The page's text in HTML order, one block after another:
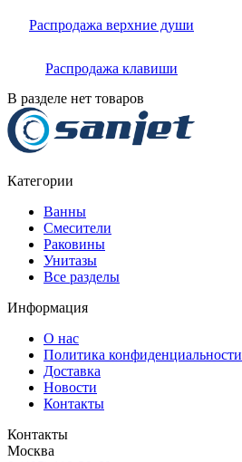
Распродажа верхние души
Распродажа клавиши
В разделе нет товаров
Категории
Ванны
Смесители
Раковины
Унитазы
Все разделы
Информация
О нас
Политика конфиденциальности
Доставка
Новости
Контакты
Контакты
Москва